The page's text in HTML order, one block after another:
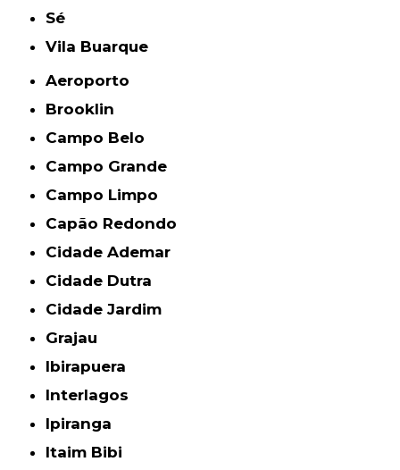
Sé
Vila Buarque
Aeroporto
Brooklin
Campo Belo
Campo Grande
Campo Limpo
Capão Redondo
Cidade Ademar
Cidade Dutra
Cidade Jardim
Grajau
Ibirapuera
Interlagos
Ipiranga
Itaim Bibi